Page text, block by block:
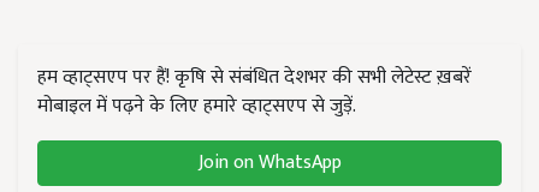
हम व्हाट्सएप पर हैं! कृषि से संबंधित देशभर की सभी लेटेस्ट ख़बरें
मोबाइल में पढ़ने के लिए हमारे व्हाट्सएप से जुड़ें.
Join on WhatsApp